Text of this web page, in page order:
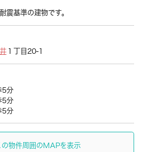
震基準の建物です。
１丁目20-1
5分
5分
5分
の物件周囲のMAPを表示